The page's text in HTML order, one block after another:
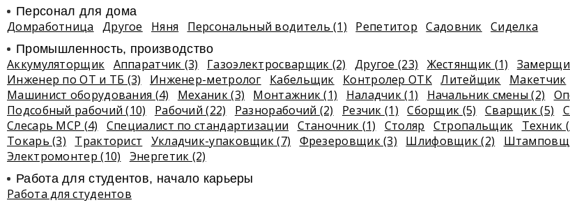
Персонал для дома
Домработница Другое Няня Персональный водитель (1) Репетитор Садовник Сиделка
Промышленность, производство
Аккумуляторщик Аппаратчик (3) Газоэлектросварщик (2) Другое (23) Жестянщик (1)
Инженер по ОТ и ТБ (3)
Инженер-метролог Кабельщик Контролер ОТК Литейщик Макетчик
Машинист оборудования (4)
Механик (3) Монтажник (1) Наладчик (1) Начальник смены (2)
Подсобный рабочий (10)
Рабочий (22) Разнорабочий (2) Резчик (1) Сборщик (5) Сварщик (5)
Слесарь МСР (4)
Специалист по стандартизации Станочник (1) Столяр Стропальщик Техник
Токарь (3)
Тракторист Укладчик-упаковщик (7) Фрезеровщик (3) Шлифовщик (2)
Электромонтер (10)
Энергетик (2)
Работа для студентов, начало карьеры
Работа для студентов